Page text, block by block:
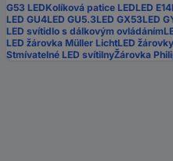
G53 LEDKolíková patice LEDLED E14
LED GU4LED GU5.3LED GX53LED
LED svítidlo s dálkovým ovládáním
LED žárovka Müller LichtLED žárovky
Stmívatelné LED svítilnyŽárovka